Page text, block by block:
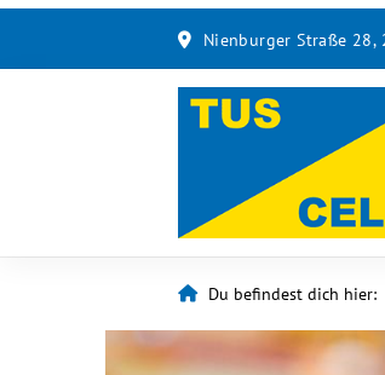
Nienburger Straße 28,
Du befindest dich hier: